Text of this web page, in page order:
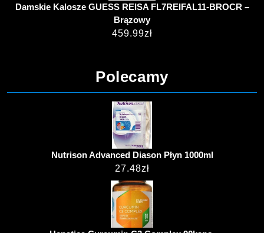
Damskie Kalosze GUESS REISA FL7REIFAL11-BROCR –
Brązowy
459.99zł
Polecamy
Nutrison Advanced Diason Płyn 1000ml
27.48zł